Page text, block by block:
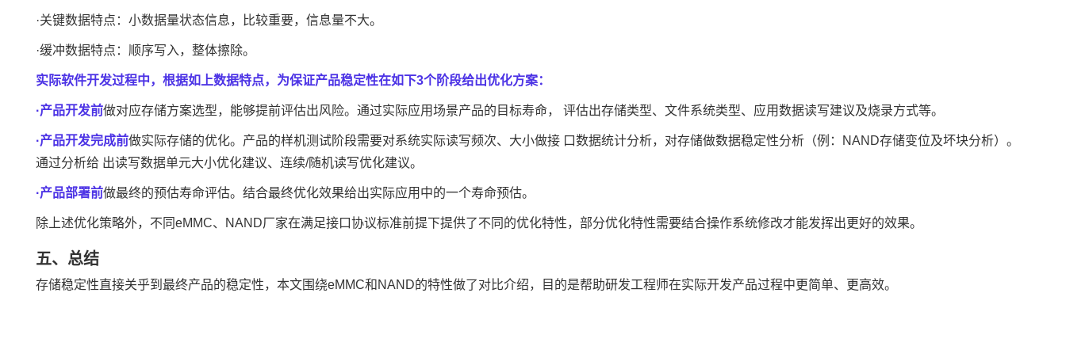
·关键数据特点：小数据量状态信息，比较重要，信息量不大。
·缓冲数据特点：顺序写入，整体擦除。
实际软件开发过程中，根据如上数据特点，为保证产品稳定性在如下3个阶段给出优化方案：
·产品开发前做对应存储方案选型，能够提前评估出风险。通过实际应用场景产品的目标寿命， 评估出存储类型、文件系统类型、应用数据读写建议及烧录方式等。
·产品开发完成前做实际存储的优化。产品的样机测试阶段需要对系统实际读写频次、大小做接 口数据统计分析，对存储做数据稳定性分析（例：NAND存储变位及坏块分析）。
通过分析给 出读写数据单元大小优化建议、连续/随机读写优化建议。
·产品部署前做最终的预估寿命评估。结合最终优化效果给出实际应用中的一个寿命预估。
除上述优化策略外，不同eMMC、NAND厂家在满足接口协议标准前提下提供了不同的优化特性，部分优化特性需要结合操作系统修改才能发挥出更好的效果。
五、总结
存储稳定性直接关乎到最终产品的稳定性，本文围绕eMMC和NAND的特性做了对比介绍，目的是帮助研发工程师在实际开发产品过程中更简单、更高效。